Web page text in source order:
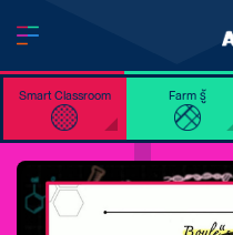
Smart Classroom Farm รู้